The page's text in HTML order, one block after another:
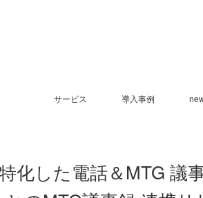
サービス 導入事例
化した電話＆MTG 議